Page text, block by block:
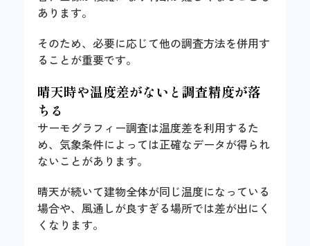
あります。
そのため、必要に応じて他の調査方法を併用す
ることが重要です。
晴天時や温度差がないと調査精度が落
ちる
サーモグラフィー調査は温度差を利用するた
め、気象条件によっては正確なデータが得られ
ないことがあります。
晴天が続いて建物全体が同じ温度になっている
場合や、風通しが良すぎる場所では差が出にく
くなります。